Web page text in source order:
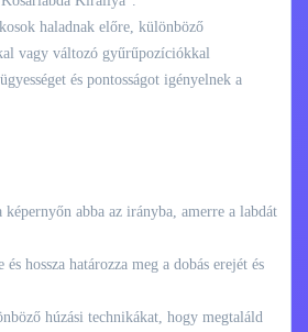
haladnak előre, különböző
vagy változó gyűrűpozíciókkal
és pontosságot igényelnek a
képernyőn abba az irányba, amerre a labdát
és hossza határozza meg a dobás erejét és
húzási technikákat, hogy megtaláld